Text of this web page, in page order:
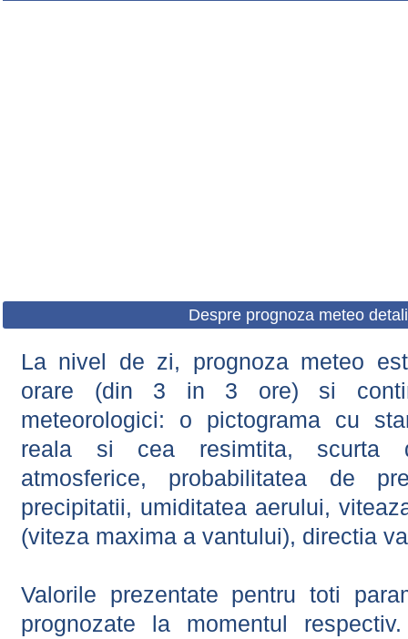
Despre prognoza meteo
La nivel de zi, prognoza meteo
orare (din 3 in 3 ore) si
meteorologici: o pictograma cu
reala si cea resimtita, scurta
atmosferice, probabilitatea de
precipitatii, umiditatea aerului,
(viteza maxima a vantului), directia
Valorile prezentate pentru toti
prognozate la momentul